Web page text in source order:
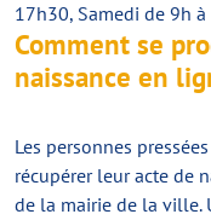
17h30, Samedi de 9h
Comment se
naissance en
Les personnes
récupérer leur acte de
de la mairie de la ville.